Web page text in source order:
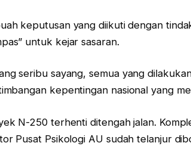
keputusan yang diikuti dengan
untuk kejar sasaran.
seribu sayang, semua yang
kepentingan nasional yang
N-250 terhenti ditengah jalan.
Pusat Psikologi AU sudah telanjur